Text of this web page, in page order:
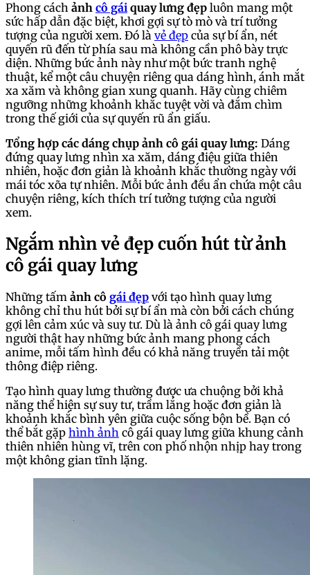
Phong cách ảnh cô gái quay lưng đẹp luôn mang một
sức hấp dẫn đặc biệt, khơi gợi sự tò mò và trí tưởng
tượng của người xem. Đó là vẻ đẹp của sự bí ẩn, nét
quyến rũ đến từ phía sau mà không cần phô bày trực
diện. Những bức ảnh này như một bức tranh nghệ
thuật, kể một câu chuyện riêng qua dáng hình, ánh mắt
xa xăm và không gian xung quanh. Hãy cùng chiêm
ngưỡng những khoảnh khắc tuyệt vời và đắm chìm
trong thế giới của sự quyến rũ ẩn giấu.
Tổng hợp các dáng chụp ảnh cô gái quay lưng: Dáng
đứng quay lưng nhìn xa xăm, dáng điệu giữa thiên
nhiên, hoặc đơn giản là khoảnh khắc thường ngày với
mái tóc xõa tự nhiên. Mỗi bức ảnh đều ẩn chứa một câu
chuyện riêng, kích thích trí tưởng tượng của người
xem.
Ngắm nhìn vẻ đẹp cuốn hút từ ảnh
cô gái quay lưng
Những tấm ảnh cô gái đẹp với tạo hình quay lưng
không chỉ thu hút bởi sự bí ẩn mà còn bởi cách chúng
gợi lên cảm xúc và suy tư. Dù là ảnh cô gái quay lưng
người thật hay những bức ảnh mang phong cách
anime, mỗi tấm hình đều có khả năng truyền tải một
thông điệp riêng.
Tạo hình quay lưng thường được ưa chuộng bởi khả
năng thể hiện sự suy tư, trầm lắng hoặc đơn giản là
khoảnh khắc bình yên giữa cuộc sống bộn bề. Bạn có
thể bắt gặp hình ảnh cô gái quay lưng giữa khung cảnh
thiên nhiên hùng vĩ, trên con phố nhộn nhịp hay trong
một không gian tĩnh lặng.